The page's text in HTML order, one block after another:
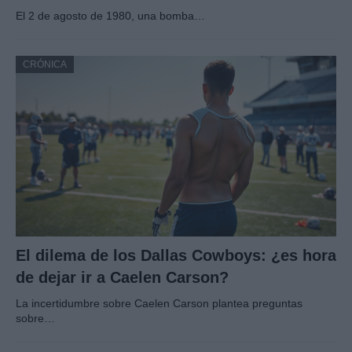
El 2 de agosto de 1980, una bomba…
CRÓNICA
El dilema de los Dallas Cowboys: ¿es hora
de dejar ir a Caelen Carson?
La incertidumbre sobre Caelen Carson plantea preguntas
sobre…